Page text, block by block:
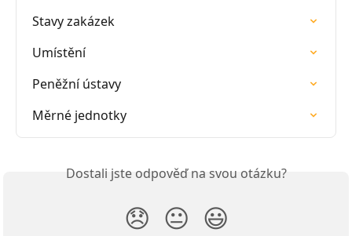
Stavy zakázek
Umístění
Peněžní ústavy
Měrné jednotky
Dostali jste odpověď na svou otázku?
😞 😐 😃